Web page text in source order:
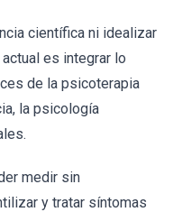
científica ni idealizar
es integrar lo
de la psicoterapia
la psicología
medir sin
y tratar síntomas